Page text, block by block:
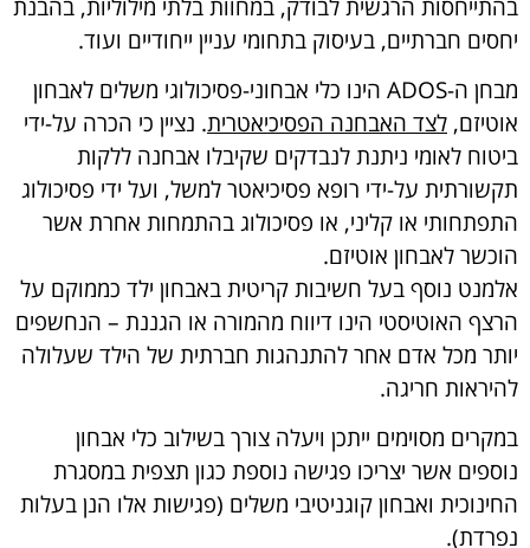
בהתייחסות הרגשית לבודק, במחוות בלתי מילוליות, בהבנת
יחסים חברתיים, בעיסוק בתחומי עניין ייחודיים ועוד.
מבחן ה-ADOS הינו כלי אבחוני-פסיכולוגי משלים לאבחון
אוטיזם, לצד האבחנה הפסיכיאטרית. נציין כי הכרה על-ידי
ביטוח לאומי ניתנת לנבדקים שקיבלו אבחנה ללקות
תקשורתית על-ידי רופא פסיכיאטר למשל, ועל ידי פסיכולוג
התפתחותי או קליני, או פסיכולוג בהתמחות אחרת אשר
הוכשר לאבחון אוטיזם.
אלמנט נוסף בעל חשיבות קריטית באבחון ילד כממוקם על
הרצף האוטיסטי הינו דיווח מהמורה או הגננת – הנחשפים
יותר מכל אדם אחר להתנהגות חברתית של הילד שעלולה
להיראות חריגה.
במקרים מסוימים ייתכן ויעלה צורך בשילוב כלי אבחון
נוספים אשר יצריכו פגישה נוספת כגון תצפית במסגרת
החינוכית ואבחון קוגניטיבי משלים (פגישות אלו הנן בעלות
נפרדת).